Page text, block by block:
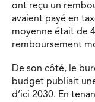
ont reçu un
avaient payé en
moyenne était de
remboursement
De son côté, le
budget publiait
d’ici 2030. En